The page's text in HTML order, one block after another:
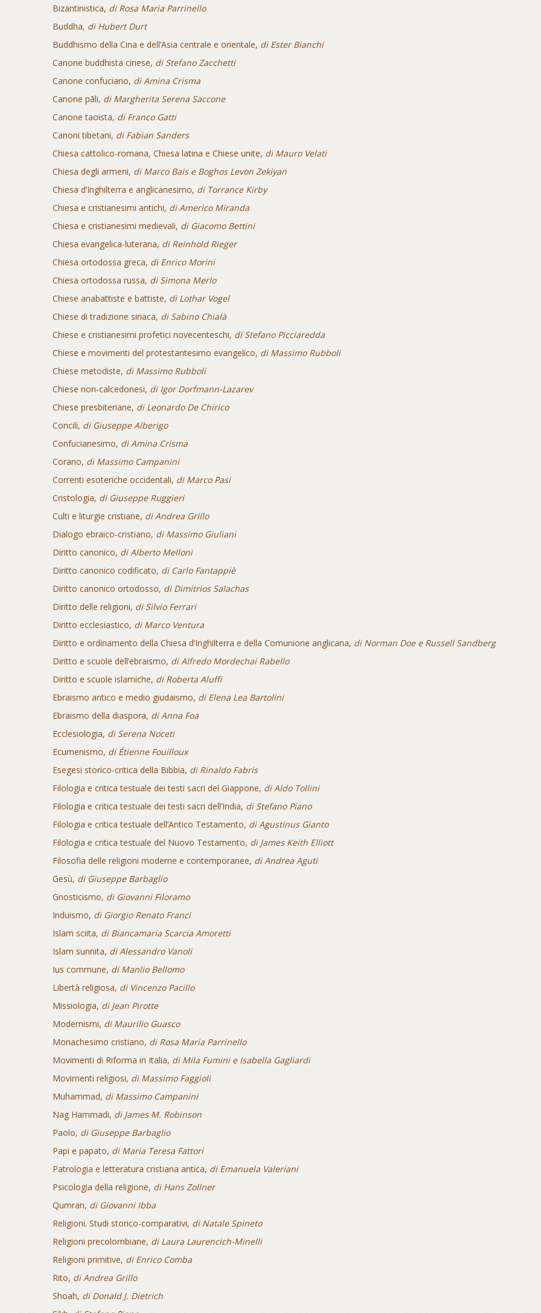
Bizantinistica, di Rosa Maria Parrinello
Buddha, di Hubert Durt
Buddhismo della Cina e dell’Asia centrale e orientale, di Ester Bianchi
Canone buddhista cinese, di Stefano Zacchetti
Canone confuciano, di Amina Crisma
Canone pāli, di Margherita Serena Saccone
Canone taoista, di Franco Gatti
Canoni tibetani, di Fabian Sanders
Chiesa cattolico-romana, Chiesa latina e Chiese unite, di Mauro Velati
Chiesa degli armeni, di Marco Bais e Boghos Levon Zekiyan
Chiesa d’Inghilterra e anglicanesimo, di Torrance Kirby
Chiesa e cristianesimi antichi, di Americo Miranda
Chiesa e cristianesimi medievali, di Giacomo Bettini
Chiesa evangelica-luterana, di Reinhold Rieger
Chiesa ortodossa greca, di Enrico Morini
Chiesa ortodossa russa, di Simona Merlo
Chiese anabattiste e battiste, di Lothar Vogel
Chiese di tradizione siriaca, di Sabino Chialà
Chiese e cristianesimi profetici novecenteschi, di Stefano Picciaredda
Chiese e movimenti del protestantesimo evangelico, di Massimo Rubboli
Chiese metodiste, di Massimo Rubboli
Chiese non-calcedonesi, di Igor Dorfmann-Lazarev
Chiese presbiteriane, di Leonardo De Chirico
Concili, di Giuseppe Alberigo
Confucianesimo, di Amina Crisma
Corano, di Massimo Campanini
Correnti esoteriche occidentali, di Marco Pasi
Cristologia, di Giuseppe Ruggieri
Culti e liturgie cristiane, di Andrea Grillo
Dialogo ebraico-cristiano, di Massimo Giuliani
Diritto canonico, di Alberto Melloni
Diritto canonico codificato, di Carlo Fantappiè
Diritto canonico ortodosso, di Dimitrios Salachas
Diritto delle religioni, di Silvio Ferrari
Diritto ecclesiastico, di Marco Ventura
Diritto e ordinamento della Chiesa d’Inghilterra e della Comunione anglicana, di Norman Doe e Russell Sandberg
Diritto e scuole dell’ebraismo, di Alfredo Mordechai Rabello
Diritto e scuole islamiche, di Roberta Aluffi
Ebraismo antico e medio giudaismo, di Elena Lea Bartolini
Ebraismo della diaspora, di Anna Foa
Ecclesiologia, di Serena Noceti
Ecumenismo, di Étienne Fouilloux
Esegesi storico-critica della Bibbia, di Rinaldo Fabris
Filologia e critica testuale dei testi sacri del Giappone, di Aldo Tollini
Filologia e critica testuale dei testi sacri dell’India, di Stefano Piano
Filologia e critica testuale dell’Antico Testamento, di Agustinus Gianto
Filologia e critica testuale del Nuovo Testamento, di James Keith Elliott
Filosofia delle religioni moderne e contemporanee, di Andrea Aguti
Gesù, di Giuseppe Barbaglio
Gnosticismo, di Giovanni Filoramo
Induismo, di Giorgio Renato Franci
Islam sciita, di Biancamaria Scarcia Amoretti
Islam sunnita, di Alessandro Vanoli
Ius commune, di Manlio Bellomo
Libertà religiosa, di Vincenzo Pacillo
Missiologia, di Jean Pirotte
Modernismi, di Maurilio Guasco
Monachesimo cristiano, di Rosa Maria Parrinello
Movimenti di Riforma in Italia, di Mila Fumini e Isabella Gagliardi
Movimenti religiosi, di Massimo Faggioli
Muhammad, di Massimo Campanini
Nag Hammadi, di James M. Robinson
Paolo, di Giuseppe Barbaglio
Papi e papato, di Maria Teresa Fattori
Patrologia e letteratura cristiana antica, di Emanuela Valeriani
Psicologia della religione, di Hans Zollner
Qumran, di Giovanni Ibba
Religioni. Studi storico-comparativi, di Natale Spineto
Religioni precolombiane, di Laura Laurencich-Minelli
Religioni primitive, di Enrico Comba
Rito, di Andrea Grillo
Shoah, di Donald J. Dietrich